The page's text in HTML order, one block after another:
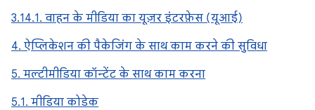
3.14.1. वाहन के मीडिया का यूज़र इंटरफ़ेस (यूआई)
4. ऐप्लिकेशन की पैकेजिंग के साथ काम करने की सुविधा
5. मल्टीमीडिया कॉन्टेंट के साथ काम करना
5.1. मीडिया कोडेक